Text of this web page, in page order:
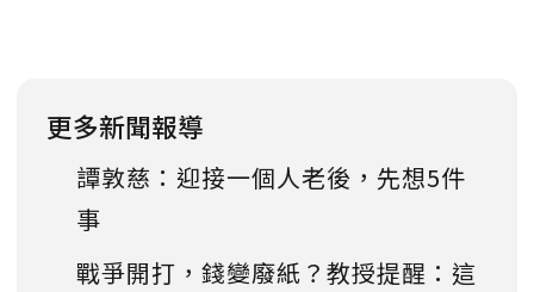
更多新聞報導
譚敦慈：迎接一個人老後，先想5件
事
戰爭開打，錢變廢紙？教授提醒：這